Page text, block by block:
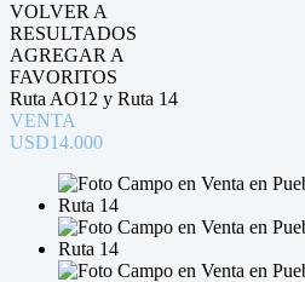
VOLVER A
RESULTADOS
AGREGAR A
FAVORITOS
Ruta AO12 y Ruta 14
VENTA
USD14.000